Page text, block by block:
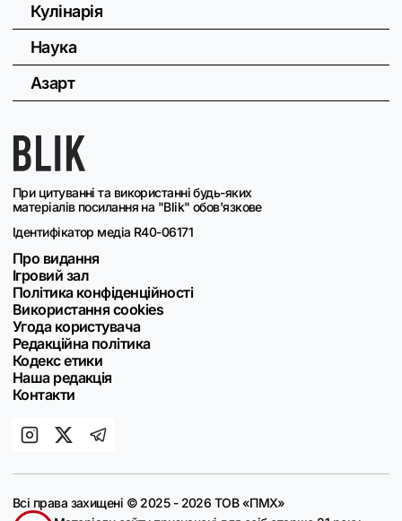
При цитуванні та використанні будь-яких
матеріалів посилання на "Blik" обов'язкове
Ідентифікатор медіа R40-06171
Про видання
Ігровий зал
Політика конфіденційності
Використання cookies
Угода користувача
Редакційна політика
Кодекс етики
Наша редакція
Контакти
Кулінарія
Наука
Азарт
Всі права захищені © 2025 - 2026 ТОВ «ПМХ»